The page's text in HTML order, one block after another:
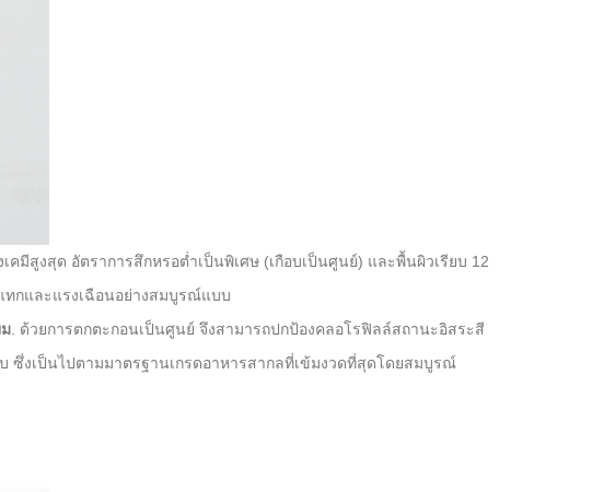
คมีสูงสุด อัตราการสึกหรอต่ำเป็นพิเศษ (เกือบเป็นศูนย์) และพื้นผิวเรียบ 12
ทกและแรงเฉือนอย่างสมบูรณ์แบบ
. ด้วยการตกตะกอนเป็นศูนย์ จึงสามารถปกป้องคลอโรฟิลล์สถานะอิสระสี
งเป็นไปตามมาตรฐานเกรดอาหารสากลที่เข้มงวดที่สุดโดยสมบูรณ์